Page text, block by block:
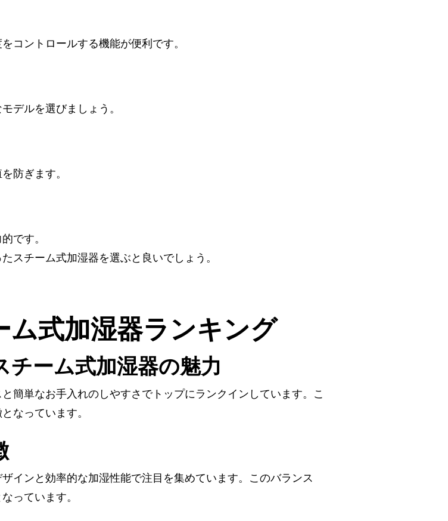
コントロールする機能が便利です。
デルを選びましょう。
防ぎます。
です。
スチーム式加湿器を選ぶと良いでしょう。
式加湿器ランキング
チーム式加湿器の魅力
簡単なお手入れのしやすさでトップにランクインしています。こ
なっています。
インと効率的な加湿性能で注目を集めています。このバランス
っています。